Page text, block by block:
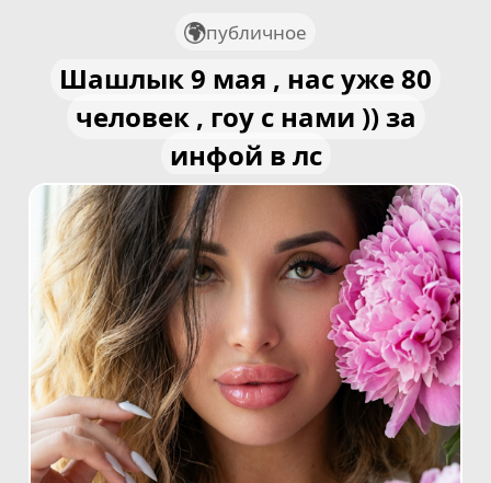
публичное
Шашлык 9 мая , нас уже 80
человек , гоу с нами )) за
инфой в лс